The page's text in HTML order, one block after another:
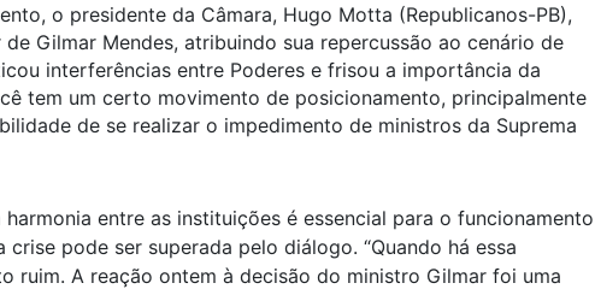
o presidente da Câmara, Hugo Motta (Republicanos-PB),
Gilmar Mendes, atribuindo sua repercussão ao cenário de
interferências entre Poderes e frisou a importância da
tem um certo movimento de posicionamento, principalmente
de se realizar o impedimento de ministros da Suprema
entre as instituições é essencial para o funcionamento
pode ser superada pelo diálogo. “Quando há essa
ruim. A reação ontem à decisão do ministro Gilmar foi uma